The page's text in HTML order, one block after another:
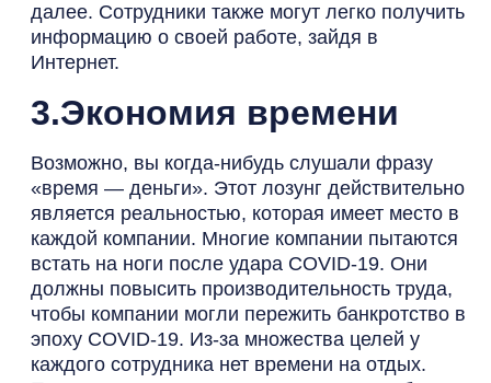
далее. Сотрудники также могут легко получить
информацию о своей работе, зайдя в
Интернет.
3.Экономия времени
Возможно, вы когда-нибудь слушали фразу
«время — деньги». Этот лозунг действительно
является реальностью, которая имеет место в
каждой компании. Многие компании пытаются
встать на ноги после удара COVID-19. Они
должны повысить производительность труда,
чтобы компании могли пережить банкротство в
эпоху COVID-19. Из-за множества целей у
каждого сотрудника нет времени на отдых.